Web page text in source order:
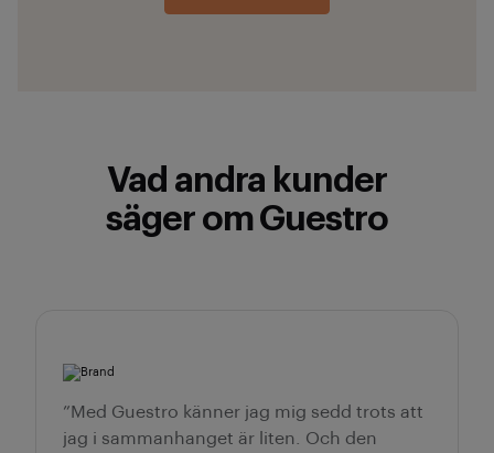
Vad andra kunder
säger om Guestro
”Med Guestro känner jag mig sedd trots att
jag i sammanhanget är liten. Och den